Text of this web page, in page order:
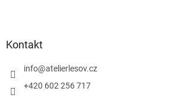
Kontakt
info@atelierlesov.cz
+420 602 256 717